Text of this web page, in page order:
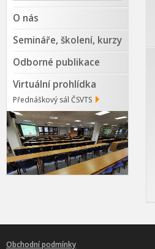
webu
O nás
Semináře, školení, kurzy
Odborné publikace
Virtuální prohlídka
Přednáškový sál ČSVTS
Obchodní podmínky